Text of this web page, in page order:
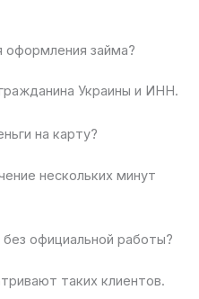
займа?
Украины и ИНН.
на карту?
нескольких минут
официальной работы?
таких клиентов.